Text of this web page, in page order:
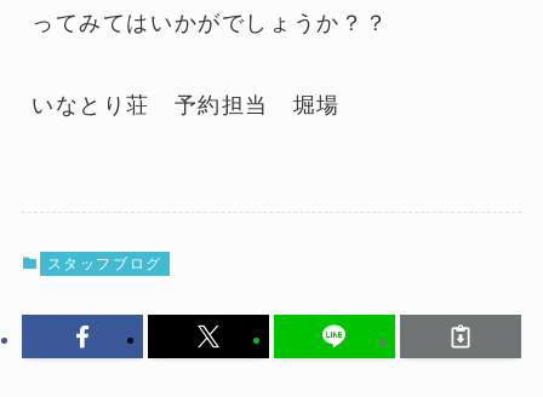
ってみてはいかがでしょうか？？
いなとり荘 予約担当 堀場
スタッフブログ